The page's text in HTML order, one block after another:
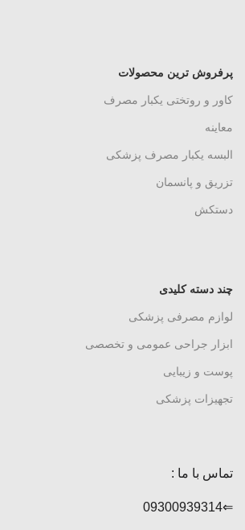
پرفروش ترین محصولات
کاور و روتختی یکبار مصرف
معاینه
البسه یکبار مصرف پزشکی
تزریق و پانسمان
دستکش
چند دسته کلیدی
لوازم مصرفی پزشکی
ابزار جراحی عمومی و تخصصی
پوست و زیبایی
تجهیزات پزشکی
تماس با ما :
⇐09300939314